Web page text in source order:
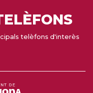
telèfons d'interès